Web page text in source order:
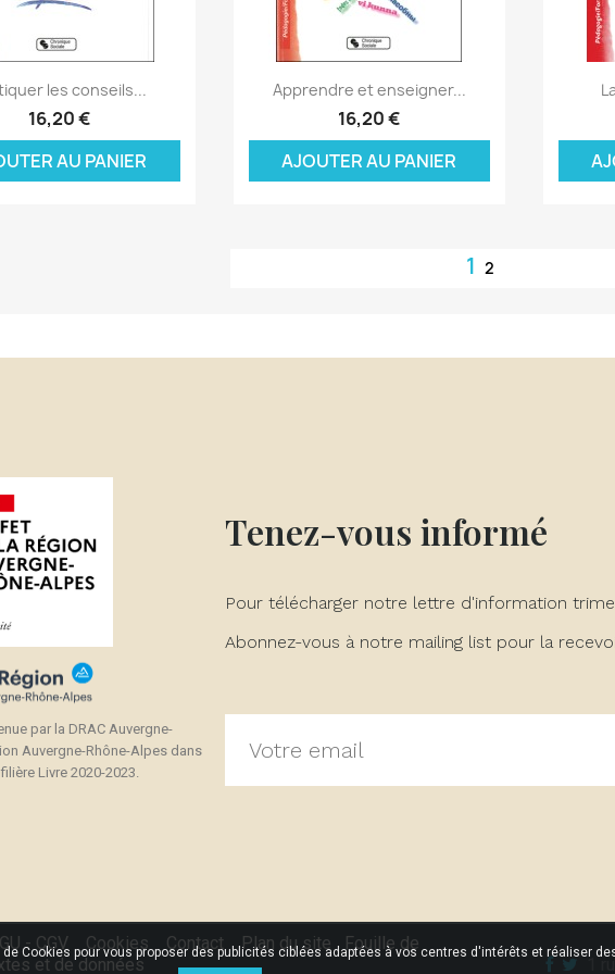
Aperçu rapide
les conseils...
16,20 €
AU PANIER
Aperçu rapide
Apprendre et enseigner...
16,20 €
AJOUTER AU PANIER
12
par la DRAC Auvergne-
Auvergne-Rhône-Alpes dans
Livre 2020-2023.
Tenez-vous informé
Pour télécharger notre lettre d'information
Abonnez-vous à notre mailing list pour la
- CGV Cookies Contact Plan du site
Fouille de
et de données
1
Cookies pour vous proposer des publicités ciblées adaptées à vos centres d'intérêts et réaliser